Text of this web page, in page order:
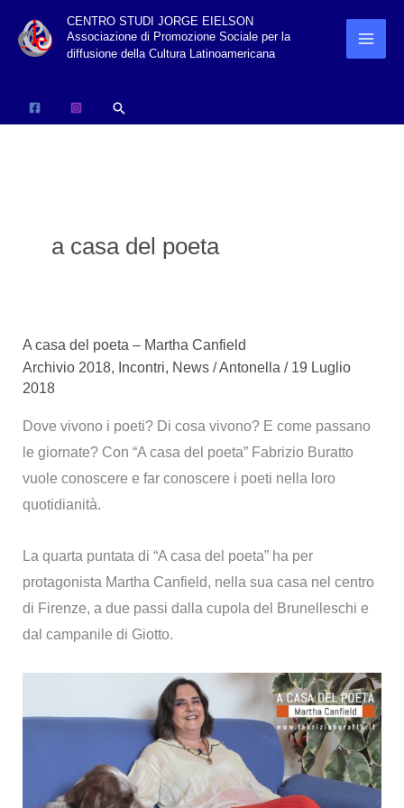
CENTRO STUDI JORGE EIELSON
Associazione di Promozione Sociale per la
diffusione della Cultura Latinoamericana
Cerca
a casa del poeta
A casa del poeta – Martha Canfield
Archivio 2018, Incontri, News/Antonella / 19 Luglio
2018
Dove vivono i poeti? Di cosa vivono? E come passano
le giornate? Con “A casa del poeta” Fabrizio Buratto
vuole conoscere e far conoscere i poeti nella loro
quotidianità.
La quarta puntata di “A casa del poeta” ha per
protagonista Martha Canfield, nella sua casa nel centro
di Firenze, a due passi dalla cupola del Brunelleschi e
dal campanile di Giotto.